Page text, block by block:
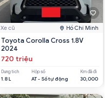
Xe cũ Hồ Chí Minh
Toyota Corolla Cross 1.8V
2024
720 triệu
Dung tích
1.8 L
Hộp số
AT - Số tự động
Km đã đi
30,000